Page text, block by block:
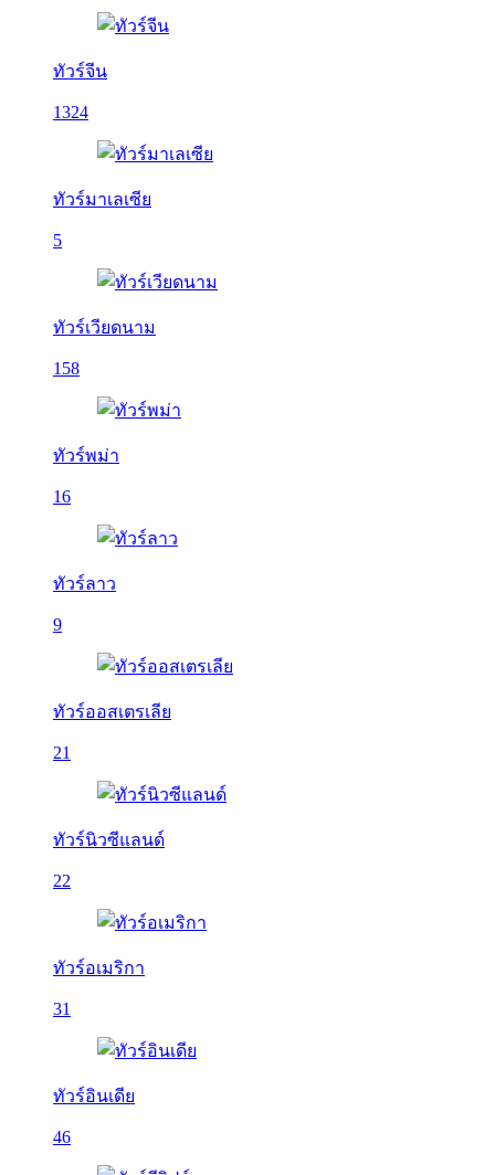
ทัวร์จีน
1324
ทัวร์มาเลเซีย
5
ทัวร์เวียดนาม
158
ทัวร์พม่า
16
ทัวร์ลาว
9
ทัวร์ออสเตรเลีย
21
ทัวร์นิวซีแลนด์
22
ทัวร์อเมริกา
31
ทัวร์อินเดีย
46